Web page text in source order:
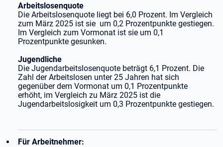
Arbeitslosenquote
Die Arbeitslosenquote liegt bei 6,0 Prozent. Im Vergleich
zum März 2025 ist sie um 0,2 Prozentpunkte gestiegen.
Im Vergleich zum Vormonat ist sie um 0,1
Prozentpunkte gesunken.
Jugendliche
Die Jugendarbeitslosenquote beträgt 6,1 Prozent. Die
Zahl der Arbeitslosen unter 25 Jahren hat sich
gegenüber dem Vormonat um 0,1 Prozentpunkte
erhöht, im Vergleich zu März 2025 ist die
Jugendarbeitslosigkeit um 0,3 Prozentpunkte gestiegen.
Für Arbeitnehmer: